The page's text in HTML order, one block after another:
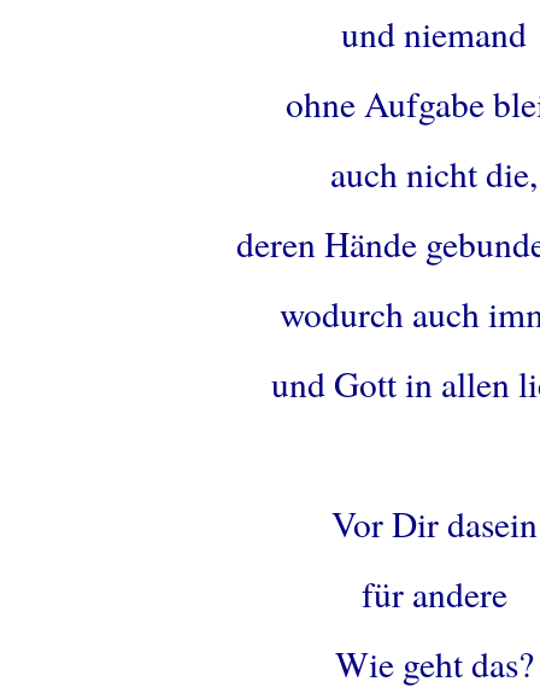
und niemand
ohne Aufgabe
auch nicht die,
deren Hände
wodurch auch
und Gott in allen
Vor Dir dasein
für andere
Wie geht das?